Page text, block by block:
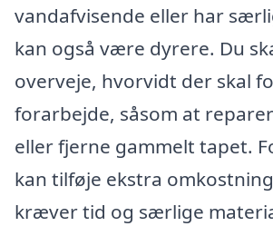
vandafvisende eller har
kan også være dyrere. Du
overveje, hvorvidt der skal
forarbejde, såsom at
eller fjerne gammelt tapet.
kan tilføje ekstra
kræver tid og særlige